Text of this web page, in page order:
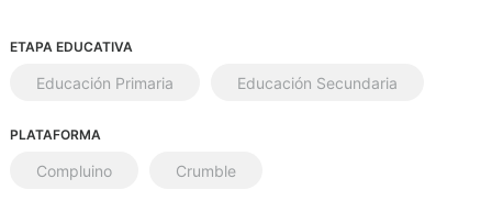
ETAPA EDUCATIVA
Educación Primaria Educación Secundaria
PLATAFORMA
Compluino Crumble